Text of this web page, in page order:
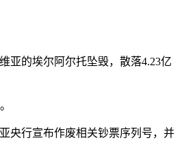
亚的埃尔阿尔托坠毁，散落4.23亿
央行宣布作废相关钞票序列号，并